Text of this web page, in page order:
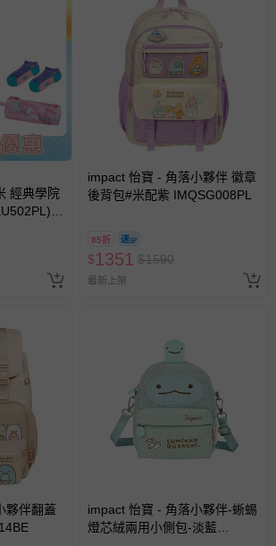
經典學院
|
袋）
impact 怡寶 - 角落小夥伴 徽章
後背包#米配紫 IMQSG008PL
85折
$1351 $1590
最新上架
夥伴翻蓋
impact 怡寶 - 角落小夥伴-蜥蜴
燈芯絨兩用小側包-淡藍